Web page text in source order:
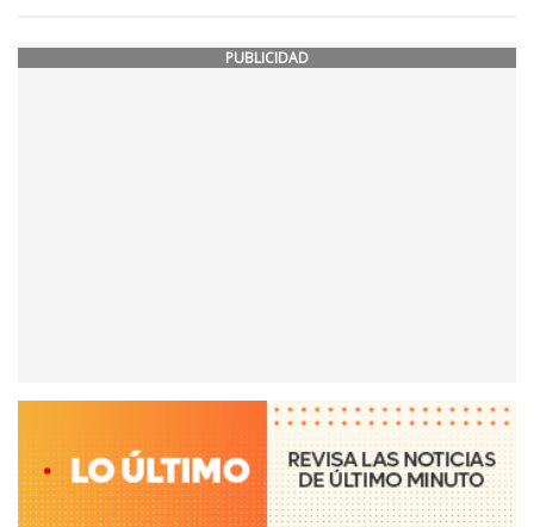
PUBLICIDAD